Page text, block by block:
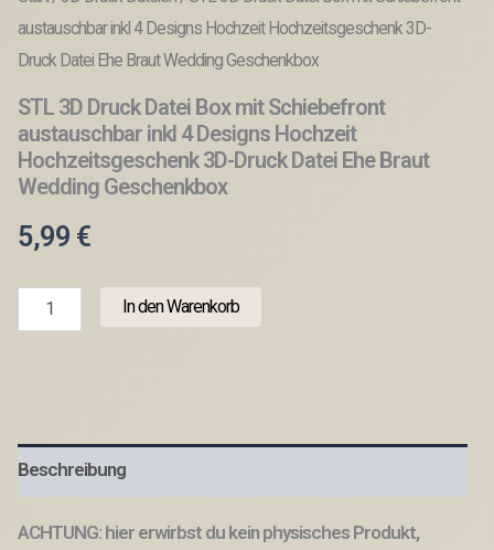
austauschbar inkl 4 Designs Hochzeit Hochzeitsgeschenk 3D-
Druck Datei Ehe Braut Wedding Geschenkbox
STL 3D Druck Datei Box mit Schiebefront
austauschbar inkl 4 Designs Hochzeit
Hochzeitsgeschenk 3D-Druck Datei Ehe Braut
Wedding Geschenkbox
5,99 €
austauschbar
inkl
Hochzeit
In den Warenkorb
Beschreibung
ACHTUNG: hier erwirbst du kein physisches Produkt,